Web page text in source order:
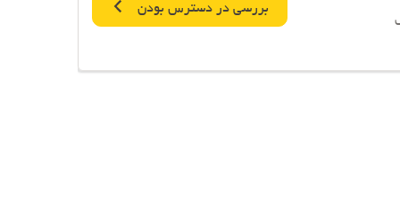
بررسی در دسترس بودن